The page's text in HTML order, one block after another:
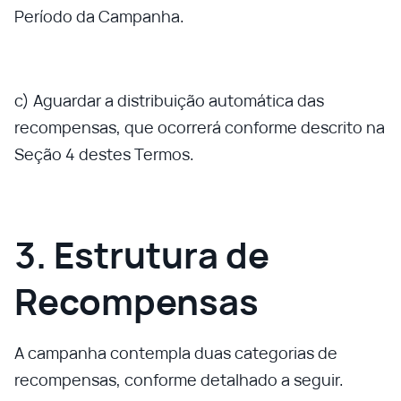
Período da Campanha.
c) Aguardar a distribuição automática das
recompensas, que ocorrerá conforme descrito na
Seção 4 destes Termos.
3. Estrutura de
Recompensas
A campanha contempla duas categorias de
recompensas, conforme detalhado a seguir.